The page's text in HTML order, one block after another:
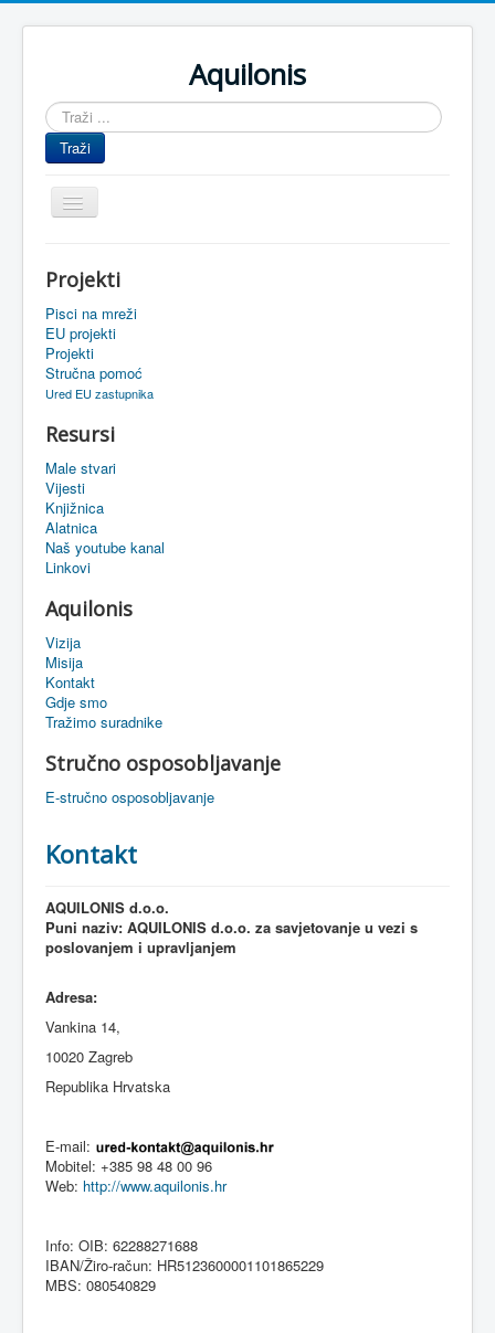
Aquilonis
Traži
...
Traži
Prikaz/Sakrivanje
navigacije
Upravljanje znanjem
Obrazovanje
Upravljanje projektima
Oaza
Sistemski alati
eMapa
Projekti
Pisci na mreži
EU projekti
Projekti
Stručna pomoć
Ured EU zastupnika
Resursi
Male stvari
Vijesti
Knjižnica
Alatnica
Naš youtube kanal
Linkovi
Aquilonis
Vizija
Misija
Kontakt
Gdje smo
Tražimo suradnike
Stručno osposobljavanje
E-stručno osposobljavanje
Kontakt
AQUILONIS d.o.o.
Puni naziv: AQUILONIS d.o.o. za savjetovanje u vezi s
poslovanjem i upravljanjem
Adresa:
Vankina 14,
10020 Zagreb
Republika Hrvatska
E-mail:
Mobitel: +385 98 48 00 96
Web: http://www.aquilonis.hr
Info: OIB: 62288271688
IBAN/Žiro-račun: HR5123600001101865229
MBS: 080540829